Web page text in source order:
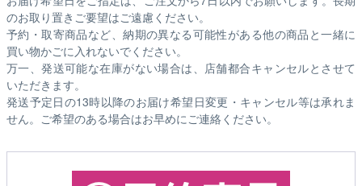
のお取り置きご要望はご遠慮ください。
予約・取寄商品など、納期の異なる可能性がある他の商品と一緒に
買い物かごに入れないでください。
万一、発送可能な在庫がない場合は、店舗都合キャンセルとさせて
いただきます。
発送予定日の13時以降のお届け希望日変更・キャンセル等は承れま
せん。ご希望のある場合はお早めにご連絡ください。